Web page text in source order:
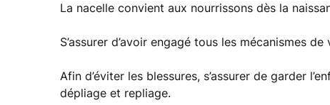
La nacelle convient aux nourrissons dès la
S’assurer d’avoir engagé tous les mécanismes
Afin d’éviter les blessures, s’assurer de garder
dépliage et repliage.